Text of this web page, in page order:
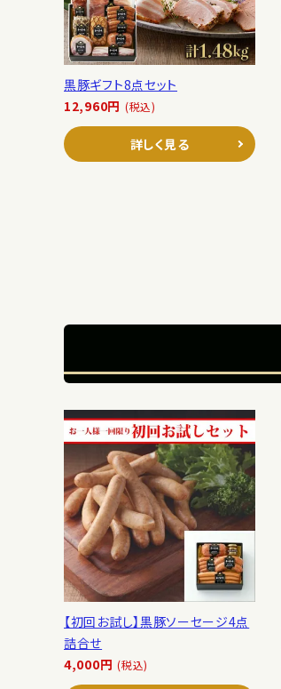
黒豚ギフト8点セット
12,960円 (税込)
詳しく見る
【初回お試し】黒豚ソーセージ4点
詰合せ
4,000円 (税込)